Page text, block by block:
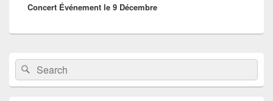
suivant :
Concert Événement le 9 Décembre
Zone
principale
de
widget
Recherche :Rechercher